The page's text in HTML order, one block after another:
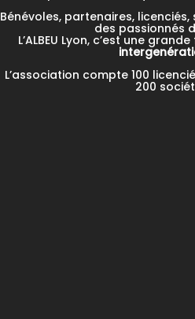
Bénévoles, partenaires,
des passionnés
L’ALBEU Lyon, c’est une
L’association compte 100
200